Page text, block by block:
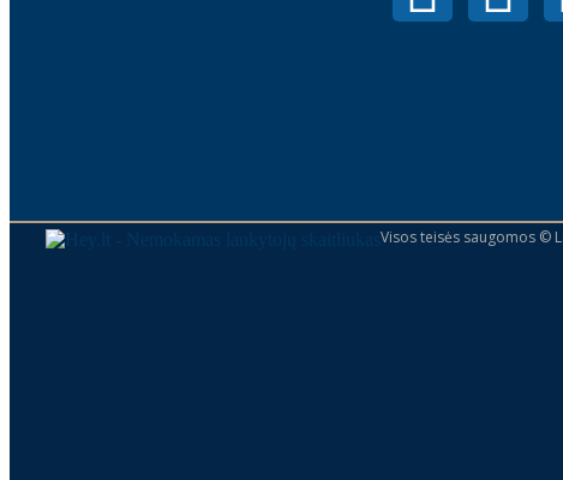
Visos teisės saugomos ©